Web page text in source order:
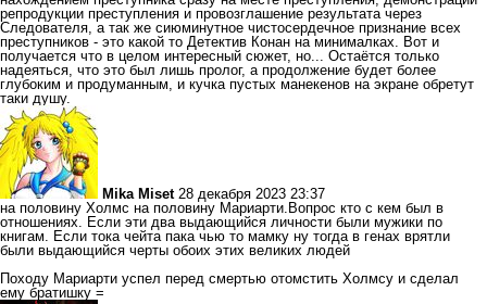
репродукции преступления и провозглашение результата через
Следователя, а так же сиюминутное чистосердечное признание всех
преступников - это какой то Детектив Конан на минималках. Вот и
получается что в целом интересный сюжет, но... Остаётся только
надеяться, что это был лишь пролог, а продолжение будет более
глубоким и продуманным, и кучка пустых манекенов на экране обретут
таки душу.
Mika Miset 28 декабря 2023 23:37
на половину Холмс на половину Мариарти.Вопрос кто с кем был в
отношениях. Если эти два выдающийся личности были мужики по
книгам. Если тока чейта пака чью то мамку ну тогда в генах врятли
были выдающийся черты обоих этих великих людей
Походу Мариарти успел перед смертью отомстить Холмсу и сделал
ему братишку =